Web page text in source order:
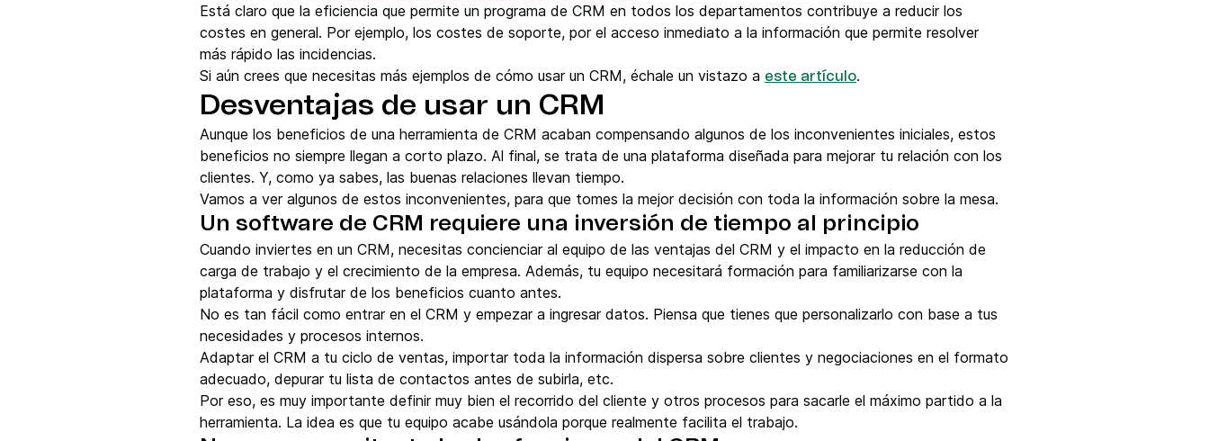
Está claro que la eficiencia que permite un programa de CRM en todos los departamentos contribuye a reducir los
costes en general. Por ejemplo, los costes de soporte, por el acceso inmediato a la información que permite resolver
más rápido las incidencias.
Si aún crees que necesitas más ejemplos de cómo usar un CRM, échale un vistazo a este artículo.
Desventajas de usar un CRM
Aunque los beneficios de una herramienta de CRM acaban compensando algunos de los inconvenientes iniciales, estos
beneficios no siempre llegan a corto plazo. Al final, se trata de una plataforma diseñada para mejorar tu relación con los
clientes. Y, como ya sabes, las buenas relaciones llevan tiempo.
Vamos a ver algunos de estos inconvenientes, para que tomes la mejor decisión con toda la información sobre la mesa.
Un software de CRM requiere una inversión de tiempo al principio
Cuando inviertes en un CRM, necesitas concienciar al equipo de las ventajas del CRM y el impacto en la reducción de
carga de trabajo y el crecimiento de la empresa. Además, tu equipo necesitará formación para familiarizarse con la
plataforma y disfrutar de los beneficios cuanto antes.
No es tan fácil como entrar en el CRM y empezar a ingresar datos. Piensa que tienes que personalizarlo con base a tus
necesidades y procesos internos.
Adaptar el CRM a tu ciclo de ventas, importar toda la información dispersa sobre clientes y negociaciones en el formato
adecuado, depurar tu lista de contactos antes de subirla, etc.
Por eso, es muy importante definir muy bien el recorrido del cliente y otros procesos para sacarle el máximo partido a la
herramienta. La idea es que tu equipo acabe usándola porque realmente facilita el trabajo.